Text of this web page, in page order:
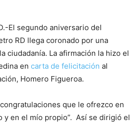
El segundo aniversario del
RD llega coronado por una
ciudadanía. La afirmación la hizo el
en carta de felicitación al
Homero Figueroa.
que le ofrezco en
y en el mío propio”. Así se dirigió el